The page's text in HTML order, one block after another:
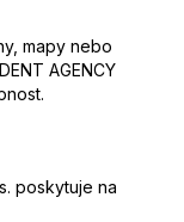
mapy nebo
AGENCY
poskytuje na